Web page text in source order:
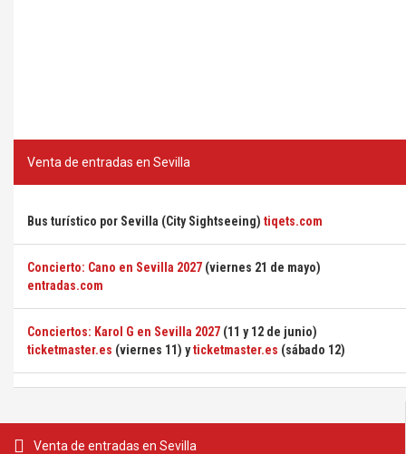
Venta de entradas en Sevilla
Venta de entradas en Sevilla
Bus turístico por Sevilla (City Sightseeing) tiqets.com
Concierto: Cano en Sevilla 2027 (viernes 21 de mayo)
entradas.com
Conciertos: Karol G en Sevilla 2027 (11 y 12 de junio)
ticketmaster.es (viernes 11) yticketmaster.es (sábado 12)